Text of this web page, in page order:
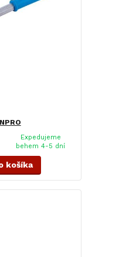
Expedujeme
behem 4-5 dní
košíka